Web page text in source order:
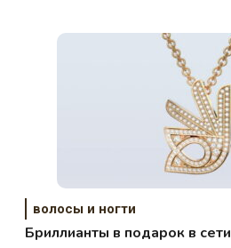
волосы и ногти
Бриллианты в подарок в сети